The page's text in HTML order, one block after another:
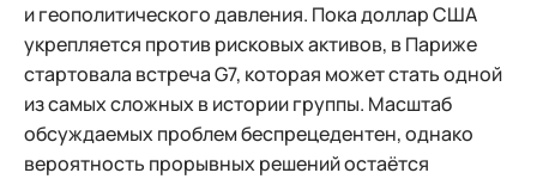
и геополитического давления. Пока доллар США
укрепляется против рисковых активов, в Париже
стартовала встреча G7, которая может стать одной
из самых сложных в истории группы. Масштаб
обсуждаемых проблем беспрецедентен, однако
вероятность прорывных решений остаётся